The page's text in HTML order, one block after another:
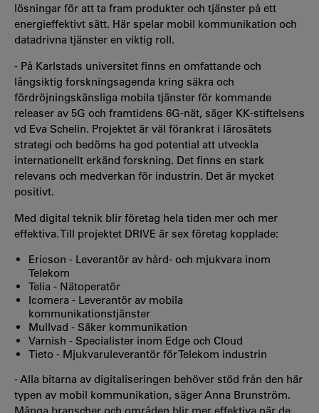
lösningar för att ta fram produkter och tjänster på ett
energieffektivt sätt. Här spelar mobil kommunikation och
datadrivna tjänster en viktig roll.
- På Karlstads universitet finns en omfattande och
långsiktig forskningsagenda kring säkra och
fördröjningskänsliga mobila tjänster för kommande
releaser av 5G och framtidens 6G-nät, säger KK-stiftelsens
vd Eva Schelin. Projektet är väl förankrat i lärosätets
strategi och bedöms ha god potential att utveckla
internationellt erkänd forskning. Det finns en stark
relevans och medverkan för industrin. Det är mycket
positivt.
Med digital teknik blir företag hela tiden mer och mer
effektiva. Till projektet DRIVE är sex företag kopplade:
Ericson - Leverantör av hård- och mjukvara inom
Telekom
Telia - Nätoperatör
Icomera - Leverantör av mobila
kommunikationstjänster
Mullvad - Säker kommunikation
Varnish - Specialister inom Edge och Cloud
Tieto - Mjukvaruleverantör för Telekom industrin
- Alla bitarna av digitaliseringen behöver stöd från den här
typen av mobil kommunikation, säger Anna Brunström.
Många branscher och områden blir mer effektiva när de